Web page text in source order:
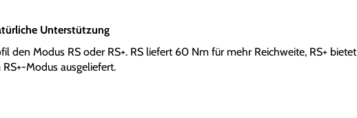
Unterstützung
den Modus RS oder RS+. RS liefert 60 Nm für mehr Reichweite, RS+ bietet
Modus ausgeliefert.